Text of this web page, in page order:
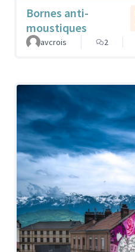
Bornes anti-
moustiques
avcrois
2